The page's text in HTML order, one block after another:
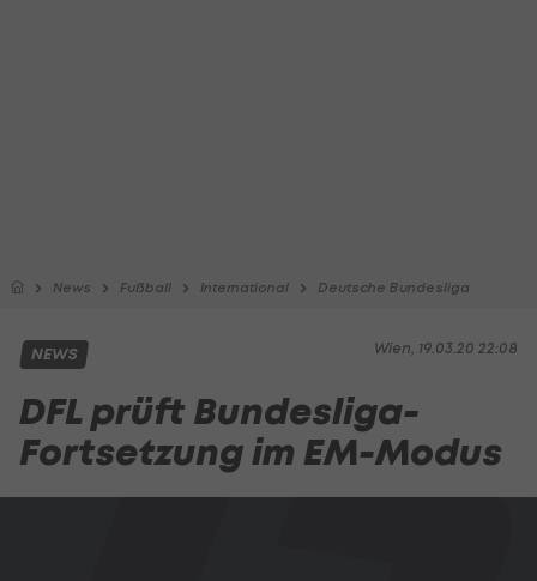
News Fußball International Deutsche Bundesliga
Wien, 19.03.20 22:08
NEWS
DFL prüft Bundesliga-
Fortsetzung im EM-Modus